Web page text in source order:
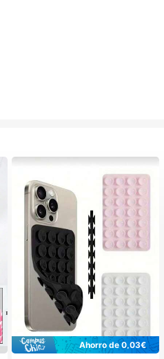
Ahorro de 0,03€